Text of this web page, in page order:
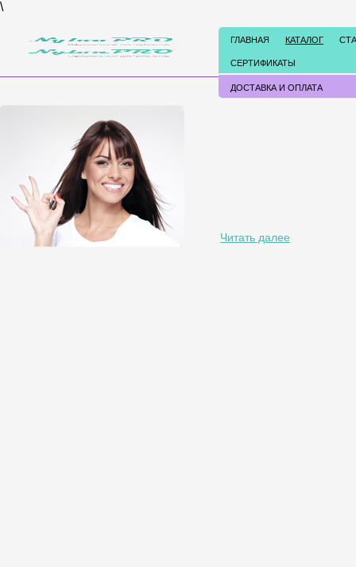
\
ГЛАВНАЯ КАТАЛОГ
СЕРТИФИКАТЫ
ДОСТАВКА И ОПЛАТА
Читать далее